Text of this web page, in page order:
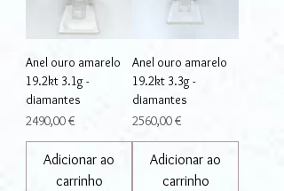
Anel ouro amarelo
19.2kt 3.1g -
diamantes
Preço
2490,00 €
Adicionar ao
carrinho
Anel ouro amarelo
19.2kt 3.3g -
diamantes
Preço
2560,00 €
Adicionar ao
carrinho